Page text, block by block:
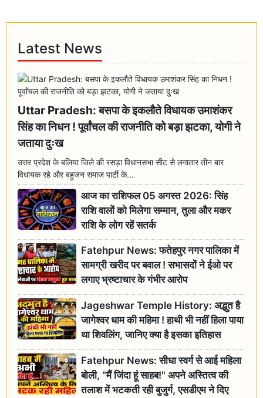
Latest News
Uttar Pradesh: बसपा के इकलौते विधायक उमाशंकर
सिंह का निधन ! पूर्वांचल की राजनीति को बड़ा झटका, योगी ने
जताया दुःख
उत्तर प्रदेश के बलिया जिले की रसड़ा विधानसभा सीट से लगातार तीन बार
विधायक रहे और बहुजन समाज पार्टी के...
आज का राशिफल 05 अगस्त 2026: सिंह
राशि वालों को मिलेगा सम्मान, तुला और मकर
राशि के लोग रहें सतर्क
Fatehpur News: फतेहपुर नगर पालिका में
सामग्री खरीद पर बवाल ! सभासदों ने ईओ पर
लगाए भ्रष्टाचार के गंभीर आरोप
Jageshwar Temple History: अद्भुत है
जागेश्वर धाम की महिमा ! हाथी भी नहीं हिला पाया
था शिवलिंग, जानिए क्या है इसका इतिहास
Fatehpur News: सीधा स्वर्ग से आई महिला
बोली, "मैं जिंदा हूं साहब!" अपने अस्तित्व की
तलाश में भटकती रही बुजुर्ग, एसडीएम ने दिए